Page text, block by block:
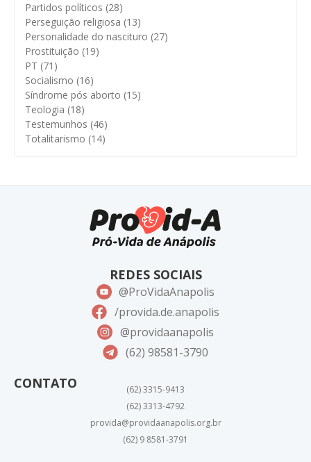
Partidos políticos (28)
Perseguição religiosa (13)
Personalidade do nascituro (27)
Prostituição (19)
PT (71)
Socialismo (16)
Síndrome pós aborto (15)
Teologia (18)
Testemunhos (46)
Totalitarismo (14)
CONTATO
(62) 3315-9413
(62) 3313-4792
provida@providaanapolis.org.br
(62) 9 8581-3791
REDES SOCIAIS
@ProVidaAnapolis
/provida.de.anapolis
@providaanapolis
(62) 98581-3790